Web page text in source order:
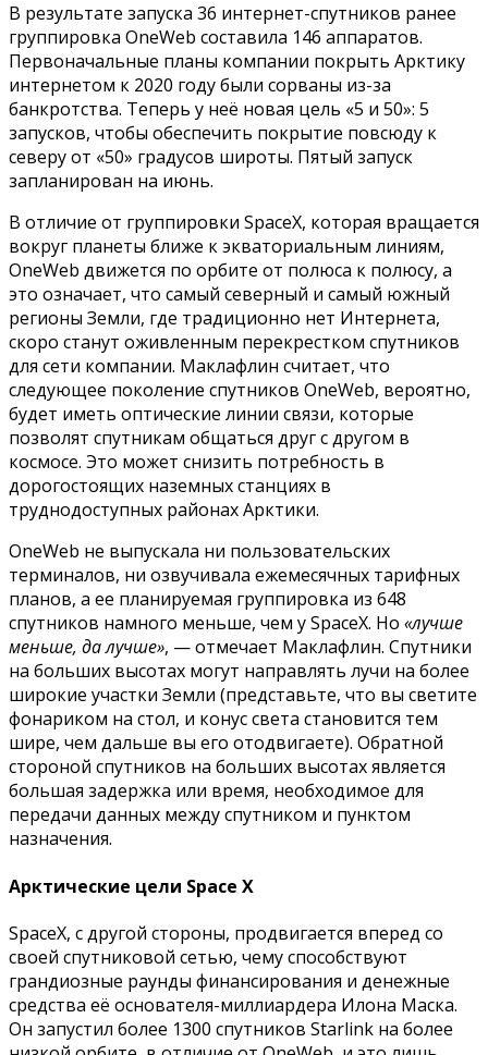
В результате запуска 36 интернет-спутников ранее
группировка OneWeb составила 146 аппаратов.
Первоначальные планы компании покрыть Арктику
интернетом к 2020 году были сорваны из-за
банкротства. Теперь у неё новая цель «5 и 50»: 5
запусков, чтобы обеспечить покрытие повсюду к
северу от «50» градусов широты. Пятый запуск
запланирован на июнь.
В отличие от группировки SpaceX, которая вращается
вокруг планеты ближе к экваториальным линиям,
OneWeb движется по орбите от полюса к полюсу, а
это означает, что самый северный и самый южный
регионы Земли, где традиционно нет Интернета,
скоро станут оживленным перекрестком спутников
для сети компании. Маклафлин считает, что
следующее поколение спутников OneWeb, вероятно,
будет иметь оптические линии связи, которые
позволят спутникам общаться друг с другом в
космосе. Это может снизить потребность в
дорогостоящих наземных станциях в
труднодоступных районах Арктики.
OneWeb не выпускала ни пользовательских
терминалов, ни озвучивала ежемесячных тарифных
планов, а ее планируемая группировка из 648
спутников намного меньше, чем у SpaceX. Но «лучше
меньше, да лучше», — отмечает Маклафлин. Спутники
на больших высотах могут направлять лучи на более
широкие участки Земли (представьте, что вы светите
фонариком на стол, и конус света становится тем
шире, чем дальше вы его отодвигаете). Обратной
стороной спутников на больших высотах является
большая задержка или время, необходимое для
передачи данных между спутником и пунктом
назначения.
Арктические цели Space X
SpaceX, с другой стороны, продвигается вперед со
своей спутниковой сетью, чему способствуют
грандиозные раунды финансирования и денежные
средства её основателя-миллиардера Илона Маска.
Он запустил более 1300 спутников Starlink на более